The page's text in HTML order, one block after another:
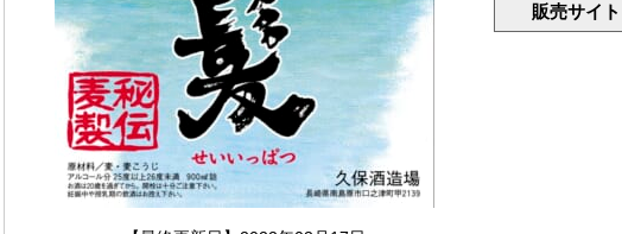
販売サイト